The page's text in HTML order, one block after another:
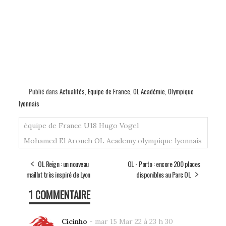
Publié dans Actualités, Equipe de France, OL Académie, Olympique
lyonnais
équipe de France U18 Hugo Vogel
Mohamed El Arouch OL Academy olympique lyonnais
OL Reign : un nouveau
maillot très inspiré de Lyon
OL - Porto : encore 200 places
disponibles au Parc OL
1 COMMENTAIRE
Cicinho - mar 15 Mar 22 à 23 h 30